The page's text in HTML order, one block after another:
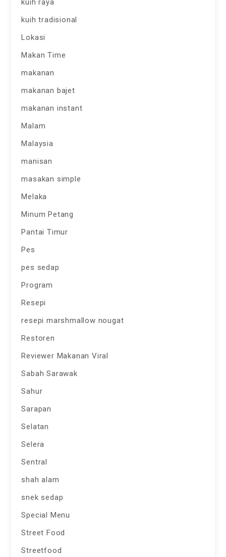
kuih raya
kuih tradisional
Lokasi
Makan Time
makanan
makanan bajet
makanan instant
Malam
Malaysia
manisan
masakan simple
Melaka
Minum Petang
Pantai Timur
Pes
pes sedap
Program
Resepi
resepi marshmallow nougat
Restoren
Reviewer Makanan Viral
Sabah Sarawak
Sahur
Sarapan
Selatan
Selera
Sentral
shah alam
snek sedap
Special Menu
Street Food
Streetfood